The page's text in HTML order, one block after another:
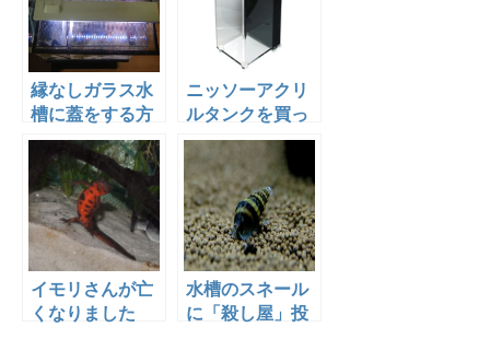
縁なしガラス水
槽に蓋をする方
法。これで割れ
ない！コードが
通せる！
ニッソーアクリ
ルタンクを買っ
てみた！なかな
か優秀！
イモリさんが亡
くなりました
水槽のスネール
に「殺し屋」投